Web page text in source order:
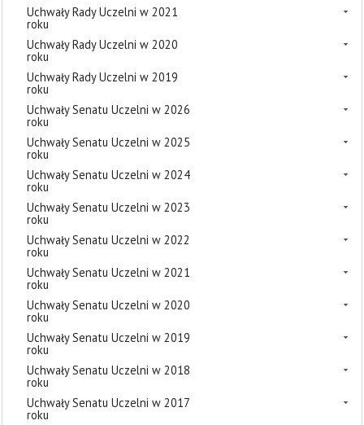
Uchwały Rady Uczelni w 2021
roku
Uchwały Rady Uczelni w 2020
roku
Uchwały Rady Uczelni w 2019
roku
Uchwały Senatu Uczelni w 2026
roku
Uchwały Senatu Uczelni w 2025
roku
Uchwały Senatu Uczelni w 2024
roku
Uchwały Senatu Uczelni w 2023
roku
Uchwały Senatu Uczelni w 2022
roku
Uchwały Senatu Uczelni w 2021
roku
Uchwały Senatu Uczelni w 2020
roku
Uchwały Senatu Uczelni w 2019
roku
Uchwały Senatu Uczelni w 2018
roku
Uchwały Senatu Uczelni w 2017
roku